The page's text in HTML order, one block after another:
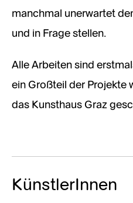
manchmal unerwartet
und in Frage stellen.
Alle Arbeiten sind
ein Großteil der Projekte
das Kunsthaus Graz
KünstlerInnen